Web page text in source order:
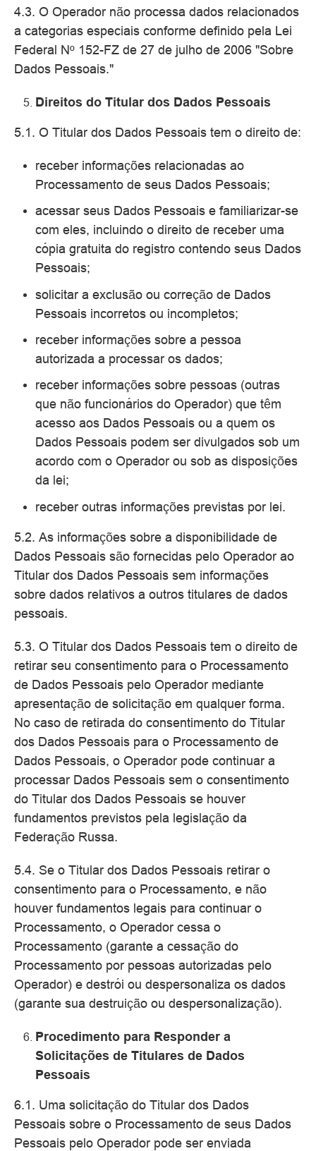
4.3. O Operador não processa dados relacionados
a categorias especiais conforme definido pela Lei
Federal Nº 152-FZ de 27 de julho de 2006 "Sobre
Dados Pessoais."
Direitos do Titular dos Dados Pessoais
5.1. O Titular dos Dados Pessoais tem o direito de:
receber informações relacionadas ao
Processamento de seus Dados Pessoais;
acessar seus Dados Pessoais e familiarizar-se
com eles, incluindo o direito de receber uma
cópia gratuita do registro contendo seus Dados
Pessoais;
solicitar a exclusão ou correção de Dados
Pessoais incorretos ou incompletos;
receber informações sobre a pessoa
autorizada a processar os dados;
receber informações sobre pessoas (outras
que não funcionários do Operador) que têm
acesso aos Dados Pessoais ou a quem os
Dados Pessoais podem ser divulgados sob um
acordo com o Operador ou sob as disposições
da lei;
receber outras informações previstas por lei.
5.2. As informações sobre a disponibilidade de
Dados Pessoais são fornecidas pelo Operador ao
Titular dos Dados Pessoais sem informações
sobre dados relativos a outros titulares de dados
pessoais.
5.3. O Titular dos Dados Pessoais tem o direito de
retirar seu consentimento para o Processamento
de Dados Pessoais pelo Operador mediante
apresentação de solicitação em qualquer forma.
No caso de retirada do consentimento do Titular
dos Dados Pessoais para o Processamento de
Dados Pessoais, o Operador pode continuar a
processar Dados Pessoais sem o consentimento
do Titular dos Dados Pessoais se houver
fundamentos previstos pela legislação da
Federação Russa.
5.4. Se o Titular dos Dados Pessoais retirar o
consentimento para o Processamento, e não
houver fundamentos legais para continuar o
Processamento, o Operador cessa o
Processamento (garante a cessação do
Processamento por pessoas autorizadas pelo
Operador) e destrói ou despersonaliza os dados
(garante sua destruição ou despersonalização).
Procedimento para Responder a
Solicitações de Titulares de Dados
Pessoais
6.1. Uma solicitação do Titular dos Dados
Pessoais sobre o Processamento de seus Dados
Pessoais pelo Operador pode ser enviada